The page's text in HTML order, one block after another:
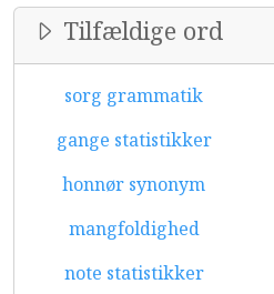
Tilfældige ord
sorg grammatik
gange statistikker
honnør synonym
mangfoldighed
note statistikker